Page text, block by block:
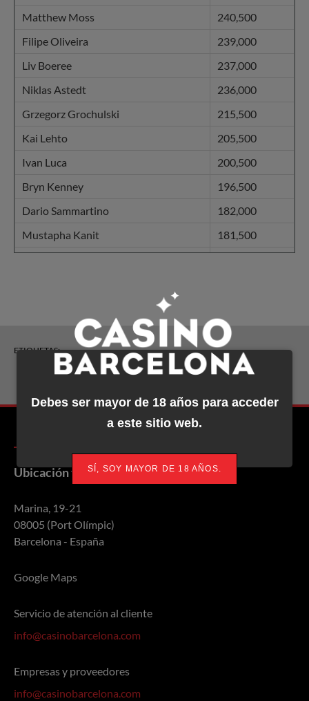
Matthew Moss
240,500
Filipe Oliveira
239,000
Liv Boeree
237,000
Niklas Astedt
236,000
Grzegorz Grochulski
215,500
Kai Lehto
205,500
Ivan Luca
200,500
Bryn Kenney
196,500
Dario Sammartino
182,000
Mustapha Kanit
181,500
Thomas Muehloecker
132,000
Luc Greenwood
109,500
Daniel Dvoress
104,000
Kenny Hallaert
93,000
James Romero
Cary Katz
Ramin Hajiyev
Anthony Zinno
Shakhabiddin Muradov
Stephen Chidwick
Frederik Jensen
ETIQUETAS:
EPT Barcelona
Ubicación y contacto
Marina, 19-21
08005 (Port Olímpic)
Barcelona - España
Google Maps
Servicio de atención al cliente
info@casinobarcelona.com
Empresas y proveedores
info@casinobarcelona.com
Debes ser mayor de 18 años para acceder
a este sitio web.
SÍ, SOY MAYOR DE 18 AÑOS.